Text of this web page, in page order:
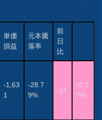
単価
損益
元本騰
落率
前
日
比
-1,63
1
-28.7
9%
-11
-0.2
7%